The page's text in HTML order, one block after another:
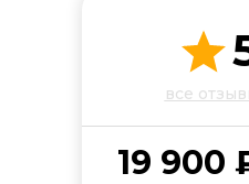
все
19 900